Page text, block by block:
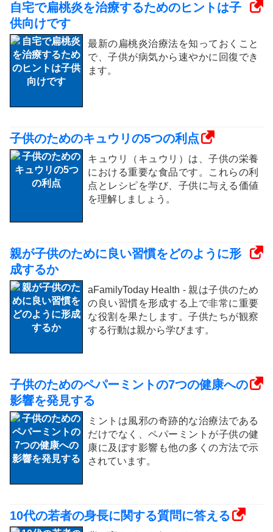
自宅で扁桃炎を治療するためのヒントは子
供向けです
最新の扁桃炎治療法を知っておくこと
で、子供が病気から速やかに回復でき
ます。
子供のためのキュウリの5つの利点
キュウリ（キュウリ）は、子供の栄養
における重要な食品です。これらの利
点とレシピを学び、子供に与える価値
を理解しましょう。
親が子供のために良い習慣をどのように形
成するか
aFamilyToday Health - 親は子供のため
の良い習慣を形成する上で非常に重要
な役割を果たします。子供たちが観察
する行動は親から学びます。
子供のためのペパーミントの7つの健康への
影響を発見する
ミントは風邪の奇跡的な治療法である
だけでなく、ペパーミントが子供の健
康に及ぼす影響も他の多くの方法で示
されています。
10代の若者の身長に関する質問に答える